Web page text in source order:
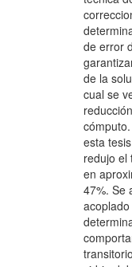
de error
de la
cual se
esta
redujo el
en
47%. Se